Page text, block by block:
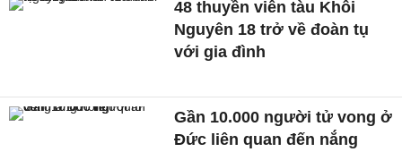
48 thuyền viên tàu Khôi
Nguyên 18 trở về đoàn tụ
với gia đình
Gần 10.000 người tử vong ở
Đức liên quan đến nắng